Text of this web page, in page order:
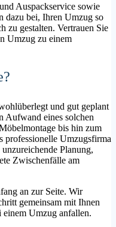
Auspackservice sowie
dazu bei, Ihren Umzug so
zu gestalten. Vertrauen Sie
Umzug zu einem
und gut geplant
Aufwand eines solchen
bis hin zum
professionelle Umzugsfirma
Planung,
Zwischenfälle am
an zur Seite. Wir
gemeinsam mit Ihnen
einem Umzug anfallen.